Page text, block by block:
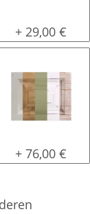
lackiert
+ 29,00 €
+ 76,00 €